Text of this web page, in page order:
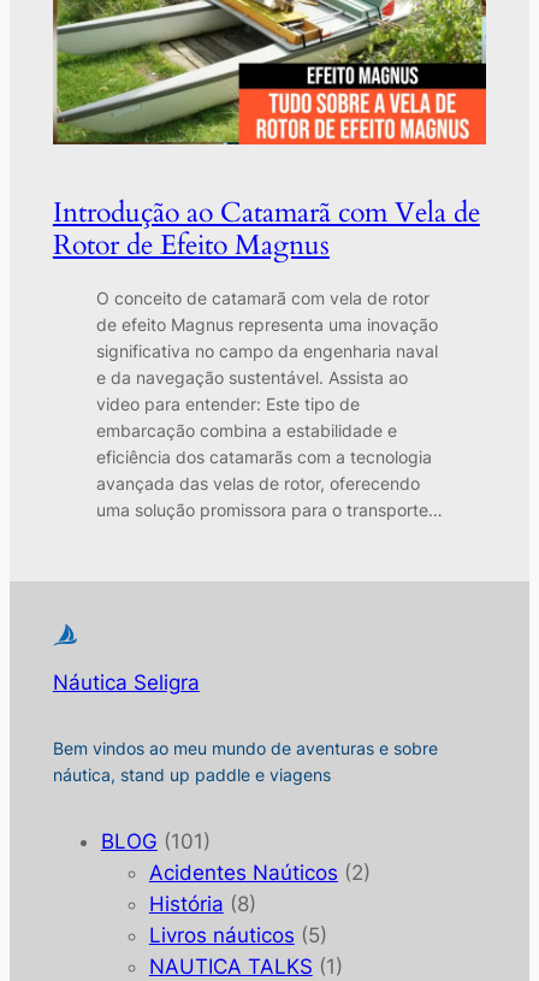
Introdução ao Catamarã com Vela de
Rotor de Efeito Magnus
O conceito de catamarã com vela de rotor
de efeito Magnus representa uma inovação
significativa no campo da engenharia naval
e da navegação sustentável. Assista ao
video para entender: Este tipo de
embarcação combina a estabilidade e
eficiência dos catamarãs com a tecnologia
avançada das velas de rotor, oferecendo
uma solução promissora para o transporte…
Náutica Seligra
Bem vindos ao meu mundo de aventuras e sobre
náutica, stand up paddle e viagens
BLOG (101)
Acidentes Naúticos (2)
História (8)
Livros náuticos (5)
NAUTICA TALKS (1)